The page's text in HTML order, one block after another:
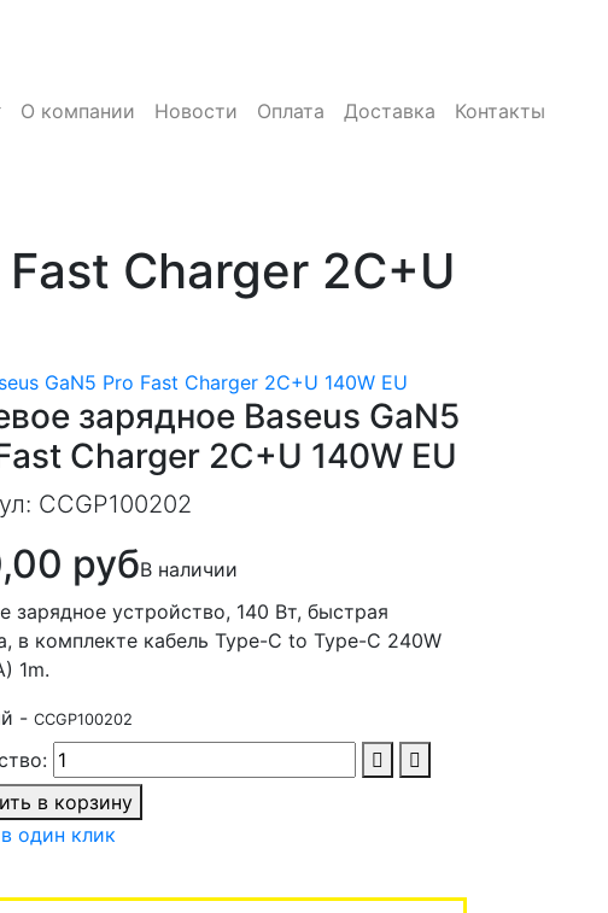
О компании Новости Оплата Доставка
Контакты
Charger 2C+U
GaN5 Pro Fast Charger 2C+U 140W EU
зарядное Baseus GaN5
Charger 2C+U 140W EU
CCGP100202
рубВ наличии
зарядное устройство, 140 Вт, быстрая
в комплекте кабель Type-C to Type-C 240W
1m.
- CCGP100202
в корзину
один клик